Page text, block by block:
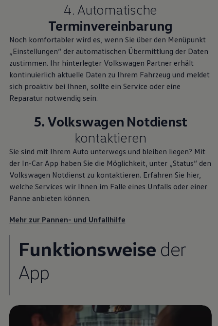
4. Automatische
Terminvereinbarung
Noch komfortabler wird es, wenn Sie über den Menüpunkt
„Einstellungen“ der automatischen Übermittlung der Daten
zustimmen. Ihr hinterlegter Volkswagen Partner erhält
kontinuierlich aktuelle Daten zu Ihrem Fahrzeug und meldet
sich proaktiv bei Ihnen, sollte ein Service oder eine
Reparatur notwendig sein.
5. Volkswagen Notdienst
kontaktieren
Sie sind mit Ihrem Auto unterwegs und bleiben liegen? Mit
der In-Car App haben Sie die Möglichkeit, unter „Status“ den
Volkswagen Notdienst zu kontaktieren. Erfahren Sie hier,
welche Services wir Ihnen im Falle eines Unfalls oder einer
Panne anbieten können.
Mehr zur Pannen- und Unfallhilfe
Funktionsweise der
App